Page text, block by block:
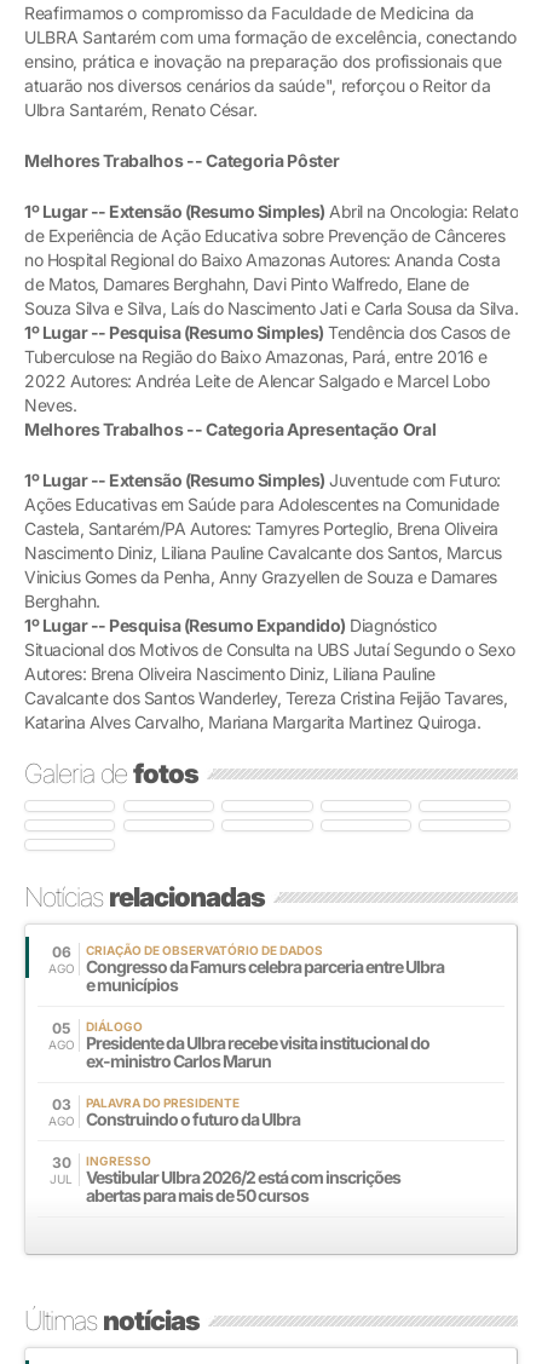
Reafirmamos o compromisso da Faculdade de Medicina da
ULBRA Santarém com uma formação de excelência, conectando
ensino, prática e inovação na preparação dos profissionais que
atuarão nos diversos cenários da saúde", reforçou o Reitor da
Ulbra Santarém, Renato César.
Melhores Trabalhos -- Categoria Pôster
1º Lugar -- Extensão (Resumo Simples) Abril na Oncologia: Relato
de Experiência de Ação Educativa sobre Prevenção de Cânceres
no Hospital Regional do Baixo Amazonas Autores: Ananda Costa
de Matos, Damares Berghahn, Davi Pinto Walfredo, Elane de
Souza Silva e Silva, Laís do Nascimento Jati e Carla Sousa da Silva.
1º Lugar -- Pesquisa (Resumo Simples) Tendência dos Casos de
Tuberculose na Região do Baixo Amazonas, Pará, entre 2016 e
2022 Autores: Andréa Leite de Alencar Salgado e Marcel Lobo
Neves.
Melhores Trabalhos -- Categoria Apresentação Oral
1º Lugar -- Extensão (Resumo Simples) Juventude com Futuro:
Ações Educativas em Saúde para Adolescentes na Comunidade
Castela, Santarém/PA Autores: Tamyres Porteglio, Brena Oliveira
Nascimento Diniz, Liliana Pauline Cavalcante dos Santos, Marcus
Vinicius Gomes da Penha, Anny Grazyellen de Souza e Damares
Berghahn.
1º Lugar -- Pesquisa (Resumo Expandido) Diagnóstico
Situacional dos Motivos de Consulta na UBS Jutaí Segundo o Sexo
Autores: Brena Oliveira Nascimento Diniz, Liliana Pauline
Cavalcante dos Santos Wanderley, Tereza Cristina Feijão Tavares,
Katarina Alves Carvalho, Mariana Margarita Martinez Quiroga.
Galeria defotos
Notíciasrelacionadas
06
AGO
CRIAÇÃO DE OBSERVATÓRIO DE DADOS
Congresso da Famurs celebra parceria entre Ulbra
e municípios
05
AGO
DIÁLOGO
Presidente da Ulbra recebe visita institucional do
ex-ministro Carlos Marun
03
AGO
PALAVRA DO PRESIDENTE
Construindo o futuro da Ulbra
30
JUL
INGRESSO
Vestibular Ulbra 2026/2 está com inscrições
abertas para mais de 50 cursos
Últimasnotícias